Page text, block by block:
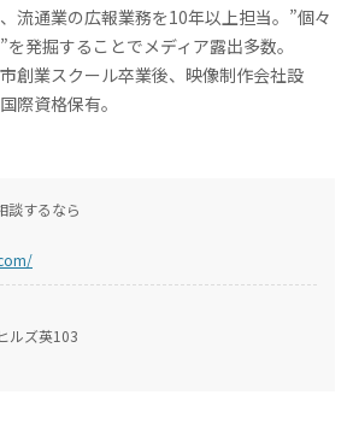
流通業の広報業務を10年以上担当。”個々
発掘することでメディア露出多数。
創業スクール卒業後、映像制作会社設
際資格保有。
談するなら
ルズ英103